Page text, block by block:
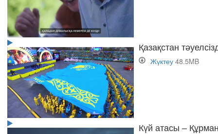
Қазақстан
Жүктеу 48.5MB
Күй атасы –